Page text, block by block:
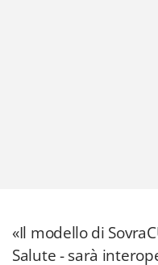
«Il modello di
Salute - sarà